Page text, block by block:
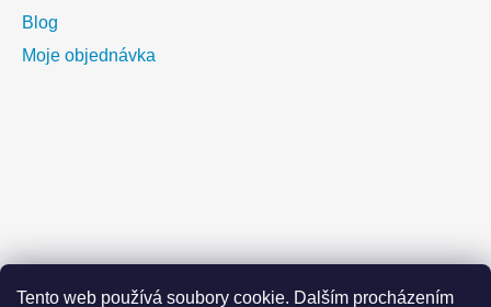
Tento web používá soubory cookie. Dalším procházením
Blog
Moje objednávka